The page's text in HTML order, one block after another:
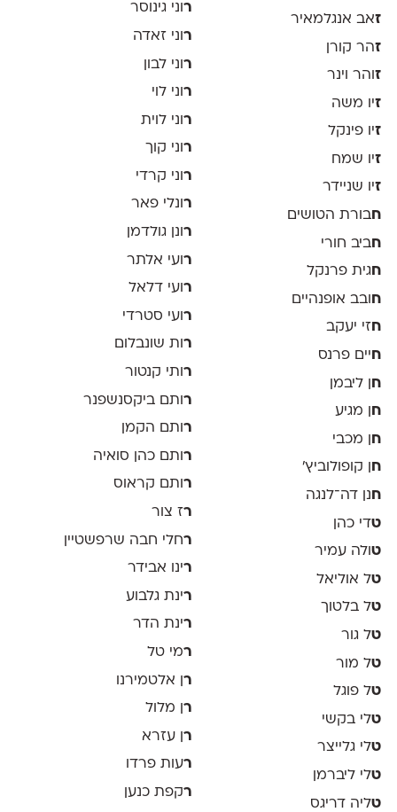
זאב אנגלמאיר
זהר קורן
זוהר וינר
זיו משה
זיו פינקל
זיו שמח
זיו שניידר
חבורת הטושים
חביב חורי
חגית פרנקל
ח ובב אופנהיים
חזי יעקב
ח יים פרנס
ח
ן ליבמן
ח ן מגיע
ח
ן מכבי
ח ן קופולוביץ'
ח נן דה־לנגה
טדי כהן
טולה עמיר
טל אוליאל
טל בלטוך
טל גור
טל מור
טל פוגל
טלי בקשי
טלי גלייצר
טלי ליברמן
טליה דריגס
רוני גינוסר
ר וני זאדה
רוני לבון
ר וני לוי
ר וני לוית
רוני קוך
ר וני קרדי
רונלי פאר
ר ונן גולדמן
ר ועי אלתר
רועי דלאל
ר ועי סטרדי
רות שונבלום
ר ותי קנטור
ר ותם ביקסנשפנר
רותם הקמן
ר ותם כהן סואיה
רותם קראוס
רז צור
רחלי חבה שרפשטיין
רינו אבידר
רינת גלבוע
רינת הדר
רמי טל
רן אלטמירנו
ר ן מלול
ר ן עזרא
רעות פרדו
רקפת כנען